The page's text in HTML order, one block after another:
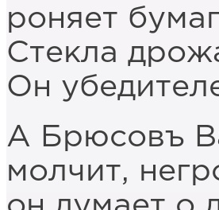
роняет
Стекла
Он
А Брюсовъ
молчит,